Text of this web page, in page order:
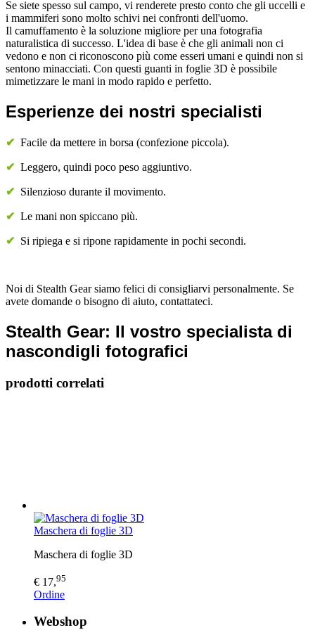
Se siete spesso sul campo, vi renderete presto conto che gli uccelli e
i mammiferi sono molto schivi nei confronti dell'uomo.
Il camuffamento è la soluzione migliore per una fotografia
naturalistica di successo. L'idea di base è che gli animali non ci
vedono e non ci riconoscono più come esseri umani e quindi non si
sentono minacciati. Con questi guanti in foglie 3D è possibile
mimetizzare le mani in modo rapido e perfetto.
Esperienze dei nostri specialisti
✔ Facile da mettere in borsa (confezione piccola).
✔ Leggero, quindi poco peso aggiuntivo.
✔ Silenzioso durante il movimento.
✔ Le mani non spiccano più.
✔ Si ripiega e si ripone rapidamente in pochi secondi.
Noi di Stealth Gear siamo felici di consigliarvi personalmente. Se
avete domande o bisogno di aiuto, contattateci.
Stealth Gear: Il vostro specialista di
nascondigli fotografici
prodotti correlati
Maschera di foglie 3D
Maschera di foglie 3D
€ 17,95
Ordine
Webshop